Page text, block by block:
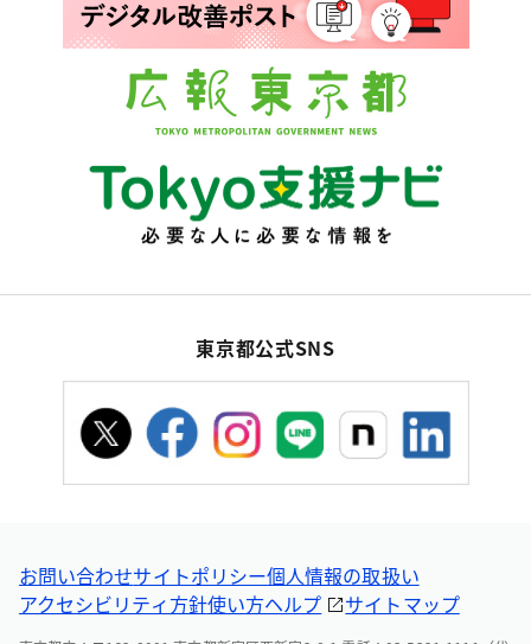
東京都公式SNS
お問い合わせサイトポリシー個人情報の取扱い
アクセシビリティ方針使い方ヘルプ サイトマップ